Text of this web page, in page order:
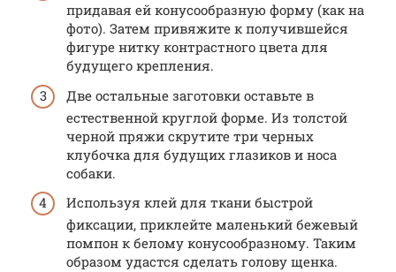
придавая ей конусообразную форму (как на
фото). Затем привяжите к получившейся
фигуре нитку контрастного цвета для
будущего крепления.
Две остальные заготовки оставьте в
естественной круглой форме. Из толстой
черной пряжи скрутите три черных
клубочка для будущих глазиков и носа
собаки.
Используя клей для ткани быстрой
фиксации, приклейте маленький бежевый
помпон к белому конусообразному. Таким
образом удастся сделать голову щенка.